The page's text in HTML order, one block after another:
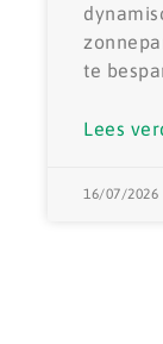
te
Lees
16/07/2026